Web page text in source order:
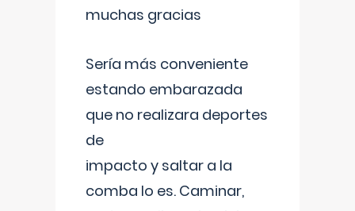
muchas gracias
Sería más conveniente
estando embarazada
que no realizara deportes
de
impacto y saltar a la
comba lo es. Caminar,